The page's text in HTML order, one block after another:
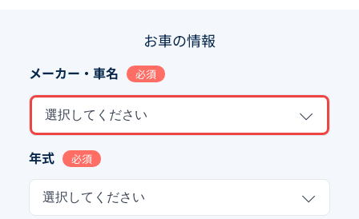
お車の情報
メーカー・車名 必須
選択してください
年式 必須
選択してください